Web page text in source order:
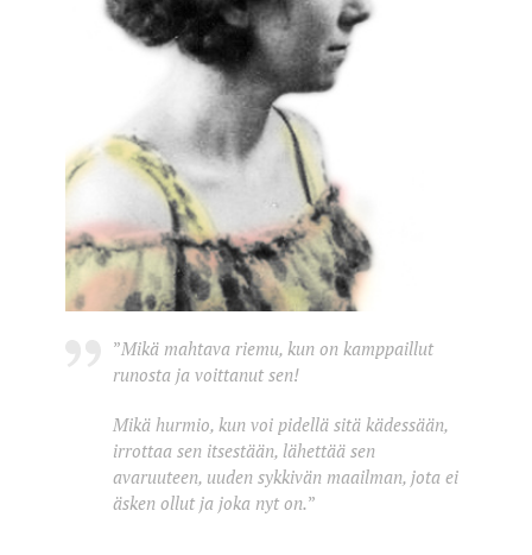
”Mikä mahtava riemu, kun on kamppaillut
runosta ja voittanut sen!
Mikä hurmio, kun voi pidellä sitä kädessään,
irrottaa sen itsestään, lähettää sen
avaruuteen, uuden sykkivän maailman, jota ei
äsken ollut ja joka nyt on.”